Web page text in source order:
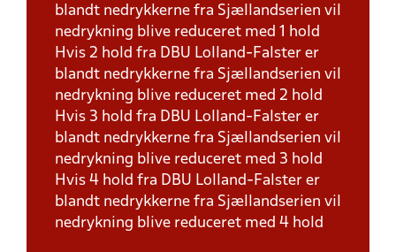
blandt nedrykkerne fra Sjællandserien vil
nedrykning blive reduceret med 1 hold
Hvis 2 hold fra DBU Lolland-Falster er
blandt nedrykkerne fra Sjællandserien vil
nedrykning blive reduceret med 2 hold
Hvis 3 hold fra DBU Lolland-Falster er
blandt nedrykkerne fra Sjællandserien vil
nedrykning blive reduceret med 3 hold
Hvis 4 hold fra DBU Lolland-Falster er
blandt nedrykkerne fra Sjællandserien vil
nedrykning blive reduceret med 4 hold